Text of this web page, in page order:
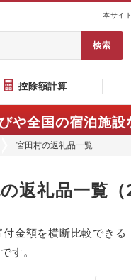
本サイ
控除額計算
や全国の宿泊施設
宮田村の返礼品一覧
返礼品一覧（
金額を横断比較できる
す。